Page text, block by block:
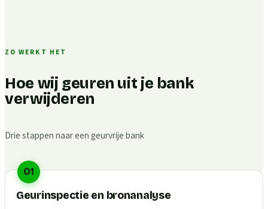
ZO WERKT HET
Hoe wij geuren uit je bank
verwijderen
Drie stappen naar een geurvrije bank
01
Geurinspectie en bronanalyse